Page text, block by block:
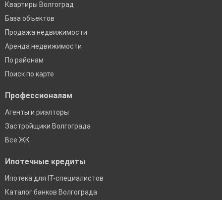
Квартиры Волгоград
База объектов
Продажа недвижимости
Аренда недвижимости
По районам
Поиск по карте
Профессионалам
Агенты и риэлторы
Застройщики Волгограда
Все ЖК
Ипотечные кредиты
Ипотека для IT-специалистов
Каталог банков Волгограда